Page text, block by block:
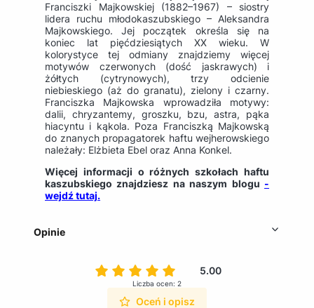
Franciszki Majkowskiej (1882–1967) – siostry
lidera ruchu młodokaszubskiego – Aleksandra
Majkowskiego. Jej początek określa się na
koniec lat pięćdziesiątych XX wieku. W
kolorystyce tej odmiany znajdziemy więcej
motywów czerwonych (dość jaskrawych) i
żółtych (cytrynowych), trzy odcienie
niebieskiego (aż do granatu), zielony i czarny.
Franciszka Majkowska wprowadziła motywy:
dalii, chryzantemy, groszku, bzu, astra, pąka
hiacyntu i kąkola. Poza Franciszką Majkowską
do znanych propagatorek haftu wejherowskiego
należały: Elżbieta Ebel oraz Anna Konkel.
Więcej informacji o różnych szkołach haftu
kaszubskiego znajdziesz na naszym blogu -
wejdź tutaj.
Opinie
5.00
Liczba ocen: 2
Oceń i opisz